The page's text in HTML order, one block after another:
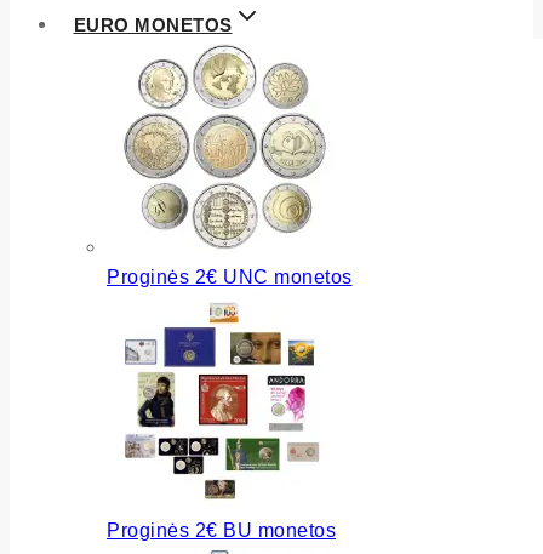
EURO MONETOS
Proginės 2€ UNC monetos
Proginės 2€ BU monetos